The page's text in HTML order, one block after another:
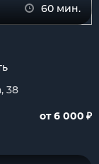
60 мин.
38
от 6 000 ₽